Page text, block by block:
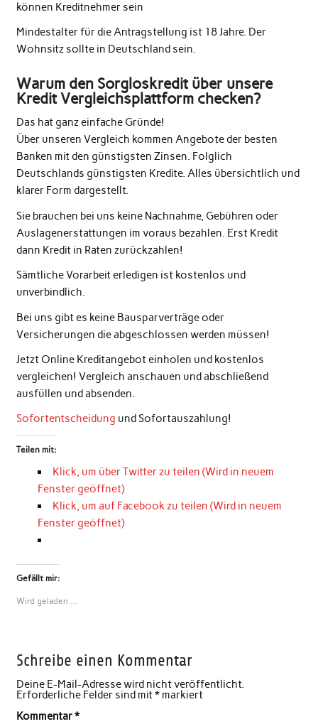
können Kreditnehmer sein
Mindestalter für die Antragstellung ist 18 Jahre. Der
Wohnsitz sollte in Deutschland sein.
Warum den Sorgloskredit über unsere
Kredit Vergleichsplattform checken?
Das hat ganz einfache Gründe!
Über unseren Vergleich kommen Angebote der besten
Banken mit den günstigsten Zinsen. Folglich
Deutschlands günstigsten Kredite. Alles übersichtlich und
klarer Form dargestellt.
Sie brauchen bei uns keine Nachnahme, Gebühren oder
Auslagenerstattungen im voraus bezahlen. Erst Kredit
dann Kredit in Raten zurückzahlen!
Sämtliche Vorarbeit erledigen ist kostenlos und
unverbindlich.
Bei uns gibt es keine Bausparverträge oder
Versicherungen die abgeschlossen werden müssen!
Jetzt Online Kreditangebot einholen und kostenlos
vergleichen! Vergleich anschauen und abschließend
ausfüllen und absenden.
Sofortentscheidung und Sofortauszahlung!
Teilen mit:
Klick, um über Twitter zu teilen (Wird in neuem
Fenster geöffnet)
Klick, um auf Facebook zu teilen (Wird in neuem
Fenster geöffnet)
Gefällt mir:
Wird geladen …
Schreibe einen Kommentar
Deine E-Mail-Adresse wird nicht veröffentlicht.
Erforderliche Felder sind mit*markiert
Kommentar*